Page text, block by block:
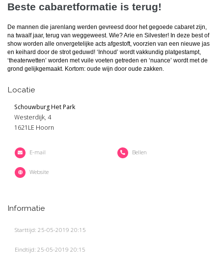
Beste cabaretformatie is terug!
De mannen die jarenlang werden gevreesd door het gegoede cabaret zijn,
na twaalf jaar, terug van weggeweest. Wie? Arie en Silvester! In deze best of
show worden alle onvergetelijke acts afgestoft, voorzien van een nieuwe jas
en keihard door de strot geduwd! ‘Inhoud’ wordt vakkundig platgestampt,
‘theaterwetten’ worden met vuile voeten getreden en ‘nuance’ wordt met de
grond gelijkgemaakt. Kortom: oude wijn door oude zakken.
Locatie
Schouwburg Het Park
Westerdijk, 4
1621LE Hoorn
E-mail Bellen
Website
Informatie
Starttijd: 25-05-2019 20:15
Eindtijd: 25-05-2019 20:15